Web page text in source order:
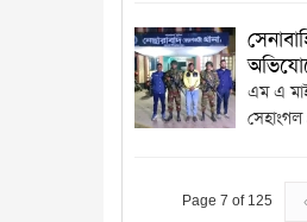
এম এ
সেহাংগল
Page 7 of 125